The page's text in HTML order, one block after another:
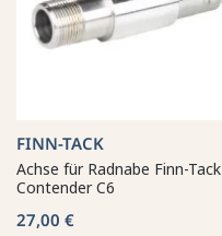
FINN-TACK
Achse für Radnabe Finn-Tack
Contender C6
27,00 €